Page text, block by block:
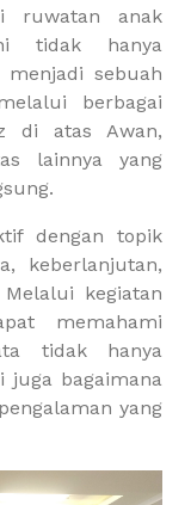
ruwatan anak
tidak hanya
sebuah
berbagai
di atas Awan,
lainnya yang
dengan topik
keberlanjutan,
kegiatan
memahami
tidak hanya
juga bagaimana
yang